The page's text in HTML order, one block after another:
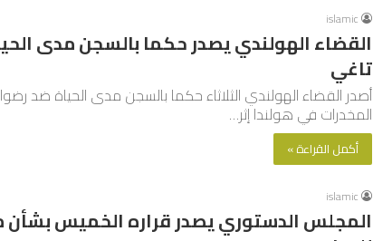
islamic
القضاء الهولندي يصدر حكما بالسجن مدى
تاغي
أصدر القضاء الهولندي الثلاثاء حكما بالسجن مدى الحياة ضد
المخدرات في هولندا إثر…
أكمل القراءة »
islamic
المجلس الدستوري يصدر قراره الخميس بشأن